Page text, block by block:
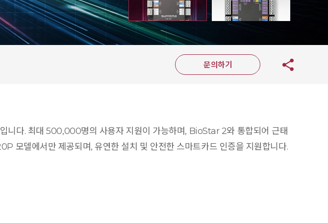
문의하기
다. 최대 500,000명의 사용자 지원이 가능하며, BioStar 2와 통합되어 근태
모델에서만 제공되며, 유연한 설치 및 안전한 스마트카드 인증을 지원합니다.